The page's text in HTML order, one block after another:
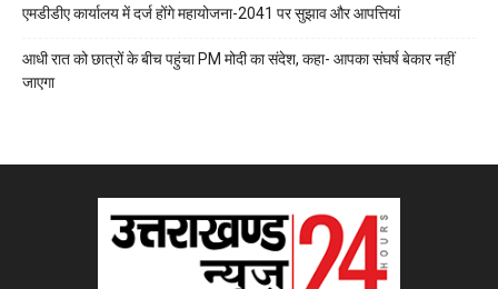
एमडीडीए कार्यालय में दर्ज होंगे महायोजना-2041 पर सुझाव और आपत्तियां
आधी रात को छात्रों के बीच पहुंचा PM मोदी का संदेश, कहा- आपका संघर्ष बेकार नहीं
जाएगा